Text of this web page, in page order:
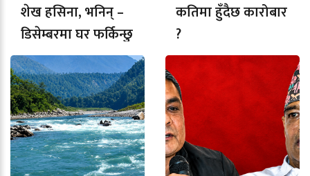
शेख हसिना, भनिन् –
डिसेम्बरमा घर फर्किन्छु
कतिमा हुँदैछ कारोबार
?